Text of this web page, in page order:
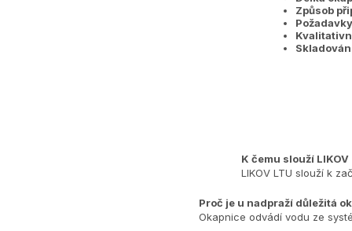
Způsob
K čemu slouží LIKOV
LIKOV LTU slouží k
Proč je u nadpraží důležitá
Okapnice odvádí vodu ze